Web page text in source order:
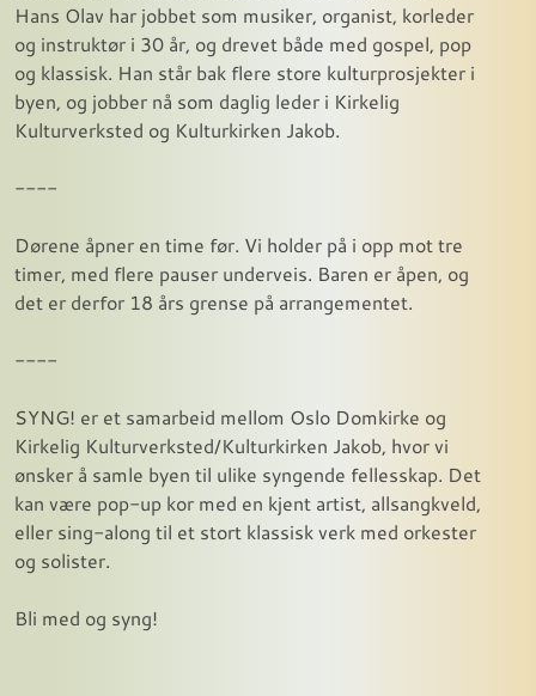
Hans Olav har jobbet som musiker, organist, korleder
og instruktør i 30 år, og drevet både med gospel, pop
og klassisk. Han står bak flere store kulturprosjekter i
byen, og jobber nå som daglig leder i Kirkelig
Kulturverksted og Kulturkirken Jakob.
----
Dørene åpner en time før. Vi holder på i opp mot tre
timer, med flere pauser underveis. Baren er åpen, og
det er derfor 18 års grense på arrangementet.
----
SYNG! er et samarbeid mellom Oslo Domkirke og
Kirkelig Kulturverksted/Kulturkirken Jakob, hvor vi
ønsker å samle byen til ulike syngende fellesskap. Det
kan være pop-up kor med en kjent artist, allsangkveld,
eller sing-along til et stort klassisk verk med orkester
og solister.
Bli med og syng!